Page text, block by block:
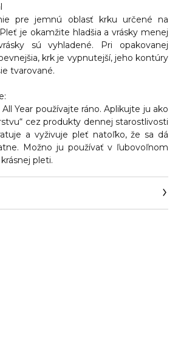
pre jemnú oblasť krku určené na
je okamžite hladšia a vrásky menej
sú vyhladené. Pri opakovanej
krk je vypnutejší, jeho kontúry
tvarované.
Year používajte ráno. Aplikujte ju ako
cez produkty dennej starostlivosti
a vyživuje pleť natoľko, že sa dá
Možno ju používať v ľubovoľnom
pleti.